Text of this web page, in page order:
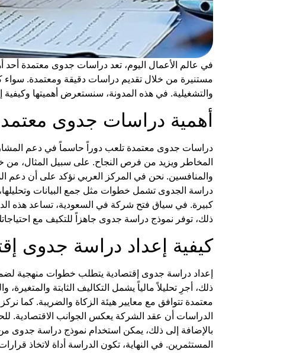
في عالم الأعمال اليوم، تعد دراسات جدوى معتمدة أحد
مستنيرة من خلال تقديم دراسات دقيقة ومعتمدة.
والتشغيلية. في هذه المدونة، سنستعرض أهميتها وكيفية
أهمية دراسات جدوى
دراسات جدوى معتمدة تلعب دوراً حاسماً في دعم
المخاطر ويزيد من فرص النجاح. على سبيل المثال، من
والمنافسين. نحن في المركز العربي نؤكد على أن دعم
دراسة الجدوى تشمل خطوات مثل جمع البيانات
كبيرة. في سياق فتح شركة في السعودية، تساعد هذه
ذلك، توفر نموذج دراسة جدوى جاهزاً للتكيف مع
كيفية إعداد دراسة جدوى
إعداد دراسة جدوى إقتصادية يتطلب خطوات منهجية
ذلك، أجرِ تحليلاً مالياً يشمل التكاليف الثابتة والمتغيرة،
معتمدة تتوافق مع معايير هيئة الزكاة والضريبة. كما
الدراسات أن عقد الشركة يعكس الجوانب الاقتصادية.
بالإضافة إلى ذلك، يمكن استخدام نموذج دراسة جدوى
المستثمرين. في النهاية، تكون الدراسة أداة لاتخاذ